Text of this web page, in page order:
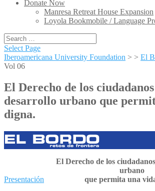
Donate Now
Manresa Retreat House Expansion
Loyola Bookmobile / Language
Select Page
Iberoamericana University Foundation > > El
Vol 06
El Derecho de los
desarrollo urbano que
digna.
Presentación
El Derecho de los
urbano
que permita una